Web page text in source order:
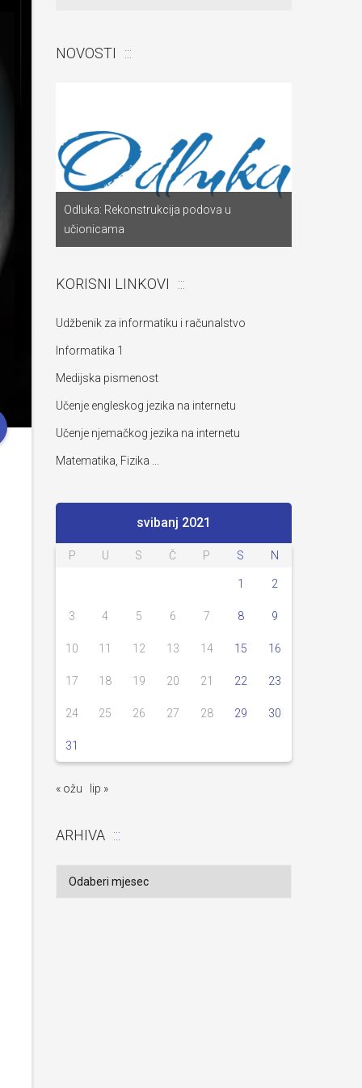
NOVOSTI
Odluka: Rekonstrukcija podova u
učionicama
KORISNI LINKOVI
Udžbenik za informatiku i računalstvo
Informatika 1
Medijska pismenost
Učenje engleskog jezika na internetu
Učenje njemačkog jezika na internetu
Matematika, Fizika …
svibanj 2021
P U S Č P S N
1 2
3 4 5 6 7 8 9
10 11 12 13 14 15 16
17 18 19 20 21 22 23
24 25 26 27 28 29 30
31
« ožu lip »
ARHIVA
Arhiva